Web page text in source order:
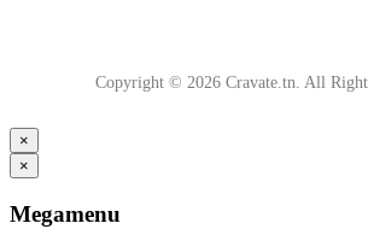
Copyright © 2026 Cravate.tn. All
×
×
Megamenu